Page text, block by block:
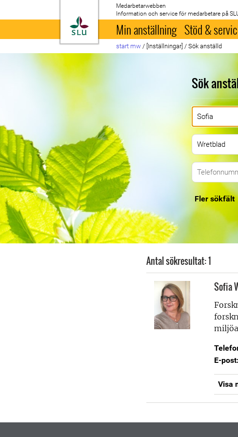
Till startsida
Medarbetarwebben
Information och service för medarbetare på
Min anställning Stöd &
start mw / [Inställningar] / Sök anställd
Sök
Fler sökfält
Antal sökresultat: 1
Sofia
E-post:
Visa